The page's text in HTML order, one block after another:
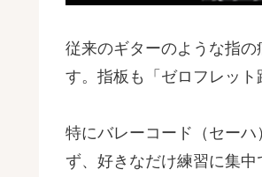
従来のギターのような指
す。指板も「ゼロフレット
特にバレーコード（セー
ず、好きなだけ練習に集中